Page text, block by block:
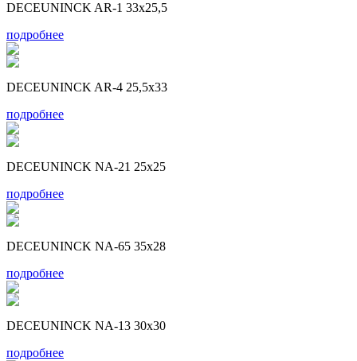
DECEUNINCK AR-1 33x25,5
подробнее
DECEUNINCK AR-4 25,5x33
подробнее
DECEUNINCK NA-21 25x25
подробнее
DECEUNINCK NA-65 35x28
подробнее
DECEUNINCK NA-13 30x30
подробнее